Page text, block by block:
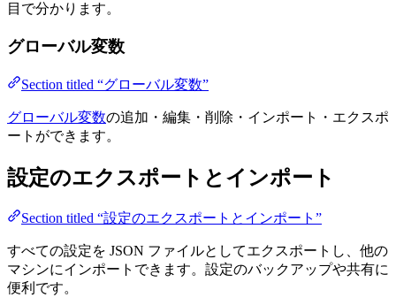
目で分かります。
グローバル変数
Section titled “グローバル変数”
グローバル変数の追加・編集・削除・インポート・エクスポ
ートができます。
設定のエクスポートとインポート
Section titled “設定のエクスポートとインポート”
すべての設定を JSON ファイルとしてエクスポートし、他の
マシンにインポートできます。設定のバックアップや共有に
便利です。